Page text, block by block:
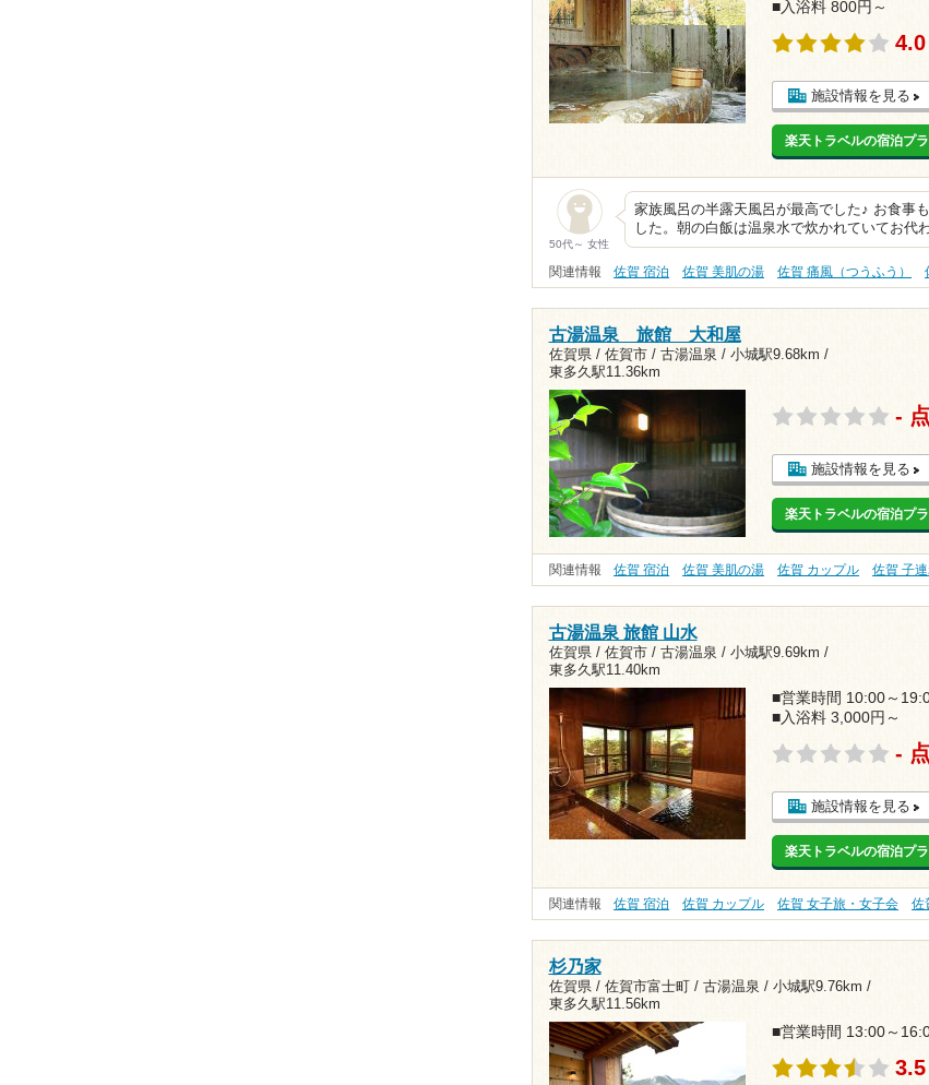
■入浴料 800円～
施設情報を見る
楽天トラベルの宿泊プ
50代～ 女性
家族風呂の半露天風呂が最高でした♪ お食事
した。朝の白飯は温泉水で炊かれていてお
関連情報 佐賀 宿泊 佐賀 美肌の湯 佐賀 痛風（つうふう）
古湯温泉 旅館 大和屋
佐賀県 / 佐賀市 / 古湯温泉 / 小城駅9.68km /
東多久駅11.36km
- 点
施設情報を見る
楽天トラベルの宿泊プ
関連情報 佐賀 宿泊 佐賀 美肌の湯 佐賀 カップル 佐賀 子
古湯温泉 旅館 山水
佐賀県 / 佐賀市 / 古湯温泉 / 小城駅9.69km /
東多久駅11.40km
■営業時間 10:00～
■入浴料 3,000円～
- 点
施設情報を見る
楽天トラベルの宿泊プ
関連情報 佐賀 宿泊 佐賀 カップル 佐賀 女子旅・女子会 佐
杉乃家
佐賀県 / 佐賀市富士町 / 古湯温泉 / 小城駅9.76km /
東多久駅11.56km
■営業時間 13:00～